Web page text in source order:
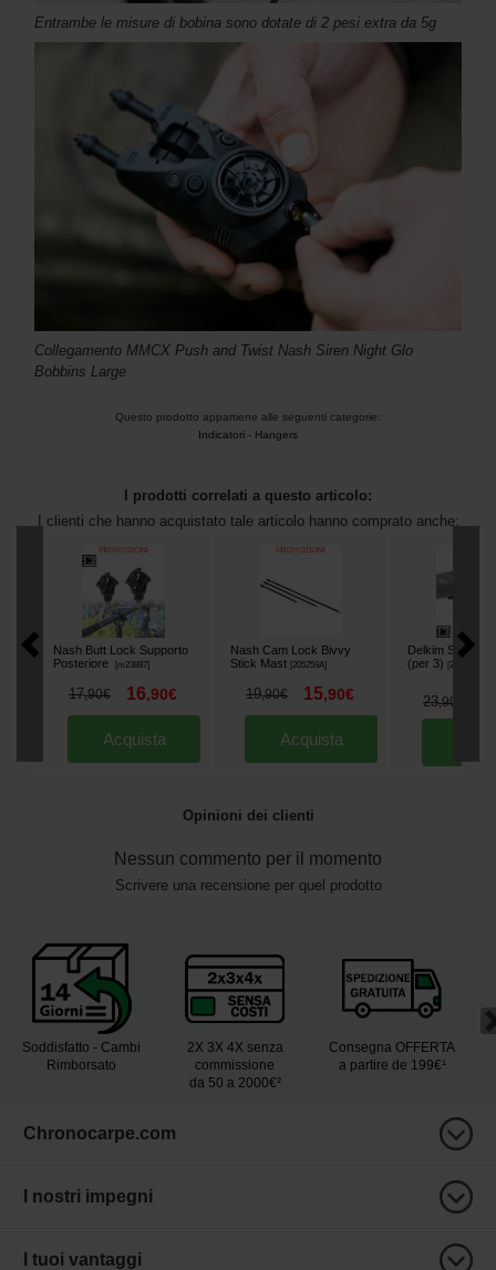
Entrambe le misure di bobina sono dotate di 2 pesi extra da 5g
Collegamento MMCX Push and Twist Nash Siren Night Glo
Bobbins Large
Questo prodotto appartiene alle seguenti categorie:
Indicatori - Hangers
I prodotti correlati a questo articolo:
I clienti che hanno acquistato tale articolo hanno comprato anche:
Nash Butt Lock Supporto
Posteriore
[m23887]
17,90€ 16,90€
Acquista
Nash Cam Lock Bivvy
Stick Mast
205259A]
19,90€ 15,90€
Acquista
Delkim Smart
(per 3)
203538
23,90
Opinioni dei clienti
Nessun commento per il momento
Scrivere una recensione per quel prodotto
Soddisfatto - Cambi
Rimborsato
2X 3X 4X senza
commissione
da 50 a 2000€²
Consegna OFFERTA
a partire de 199€¹
Chronocarpe.com
I nostri impegni
I tuoi vantaggi